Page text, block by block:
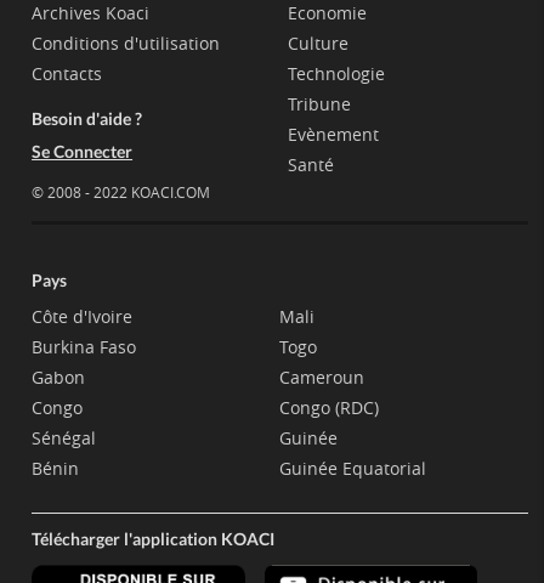
Archives Koaci
Conditions d'utilisation
Contacts
Besoin d'aide ?
Se Connecter
© 2008 - 2022 KOACI.COM
Economie
Culture
Technologie
Tribune
Evènement
Santé
Pays
Côte d'Ivoire
Burkina Faso
Gabon
Congo
Sénégal
Bénin
Mali
Togo
Cameroun
Congo (RDC)
Guinée
Guinée Equatorial
Télécharger l'application KOACI